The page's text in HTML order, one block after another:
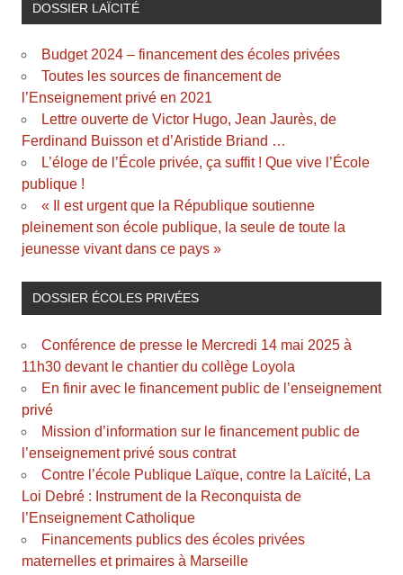
DOSSIER LAÏCITÉ
Budget 2024 – financement des écoles privées
Toutes les sources de financement de
l’Enseignement privé en 2021
Lettre ouverte de Victor Hugo, Jean Jaurès, de
Ferdinand Buisson et d’Aristide Briand …
L’éloge de l’École privée, ça suffit ! Que vive l’École
publique !
« Il est urgent que la République soutienne
pleinement son école publique, la seule de toute la
jeunesse vivant dans ce pays »
DOSSIER ÉCOLES PRIVÉES
Conférence de presse le Mercredi 14 mai 2025 à
11h30 devant le chantier du collège Loyola
En finir avec le financement public de l’enseignement
privé
Mission d’information sur le financement public de
l’enseignement privé sous contrat
Contre l’école Publique Laïque, contre la Laïcité, La
Loi Debré : Instrument de la Reconquista de
l’Enseignement Catholique
Financements publics des écoles privées
maternelles et primaires à Marseille